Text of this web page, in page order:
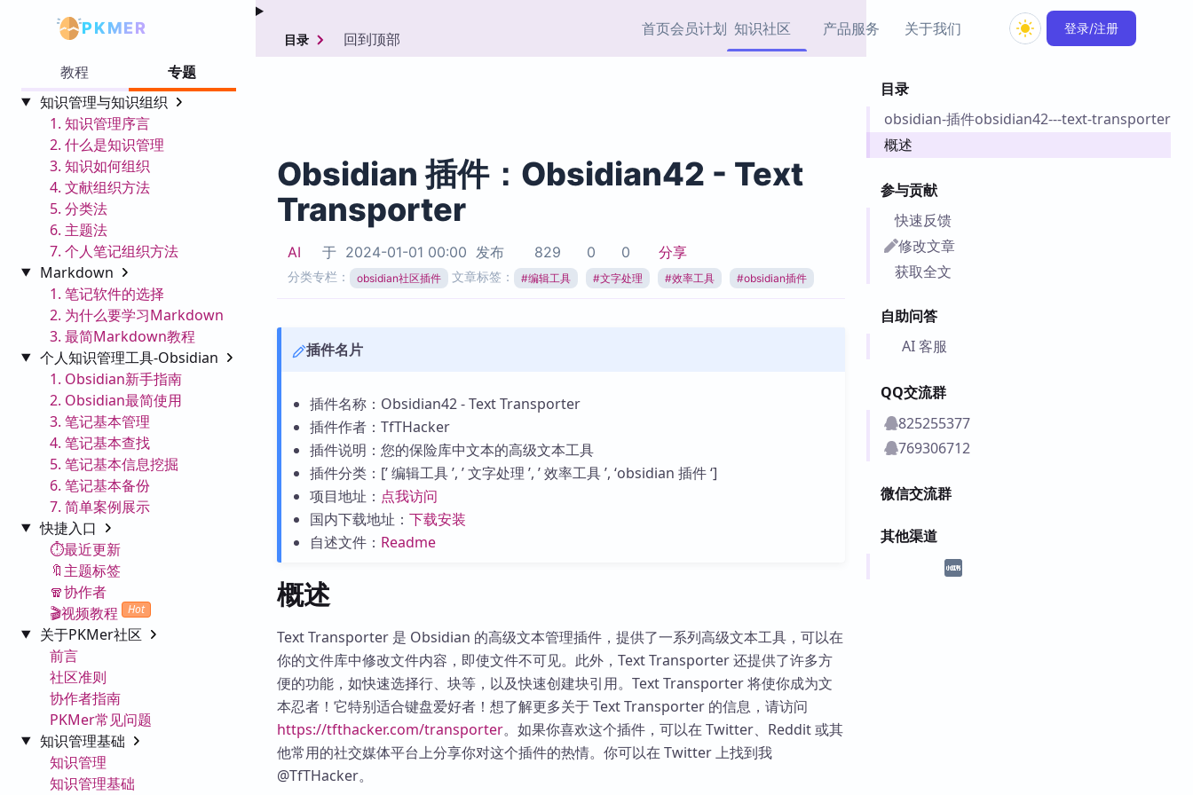
PKMER 首页会员计划 知识社区
协作者
Zotero 专题
Obsidian 专题
产品服务
载
Zotero 插件
Obsidian 思维导图插件
挂件集市
Zettelkasten 实践示例
Obsidian 教程
关于我们 登录/注册
教程
专题
知识管理与知识组织
1. 知识管理序言
2. 什么是知识管理
3. 知识如何组织
4. 文献组织方法
5. 分类法
6. 主题法
7. 个人笔记组织方法
Markdown
1. 笔记软件的选择
2. 为什么要学习Markdown
3. 最简Markdown教程
个人知识管理工具-Obsidian
1. Obsidian新手指南
2. Obsidian最简使用
3. 笔记基本管理
4. 笔记基本查找
5. 笔记基本信息挖掘
6. 笔记基本备份
7. 简单案例展示
快捷入口
⏱️最近更新
🔖主题标签
🧣协作者
🎬视频教程
Hot
关于PKMer社区
前言
社区准则
协作者指南
PKMer常见问题
知识管理基础
知识管理
知识管理基础
目录
obsidian-插件obsidian42---text-transporter
概述
参与贡献
快速反馈
修改文章
获取全文
自助问答
AI 客服
QQ交流群
825255377
769306712
微信交流群
其他渠道
目录 回到顶部
Obsidian 插件：Obsidian42 - Text
Transporter
AI 于 2024-01-01 00:00 发布 829 0 0 分享
分类专栏： obsidian社区插件 文章标签： #编辑工具 #文字处理 #效率工具 #obsidian插件
插件名片
插件名称：Obsidian42 - Text Transporter
插件作者：TfTHacker
插件说明：您的保险库中文本的高级文本工具
插件分类：[’ 编辑工具 ’, ’ 文字处理 ’, ’ 效率工具 ’, ‘obsidian 插件 ‘]
项目地址： 点我访问
国内下载地址： 下载安装
自述文件： Readme
概述
Text Transporter 是 Obsidian 的高级文本管理插件，提供了一系列高级文本工具，可以在
你的文件库中修改文件内容，即使文件不可见。此外，Text Transporter 还提供了许多方
便的功能，如快速选择行、块等，以及快速创建块引用。Text Transporter 将使你成为文
本忍者！它特别适合键盘爱好者！想了解更多关于 Text Transporter 的信息，请访问
https://tfthacker.com/transporter。如果你喜欢这个插件，可以在 Twitter、Reddit 或其
他常用的社交媒体平台上分享你对这个插件的热情。你可以在 Twitter 上找到我
@TfTHacker。